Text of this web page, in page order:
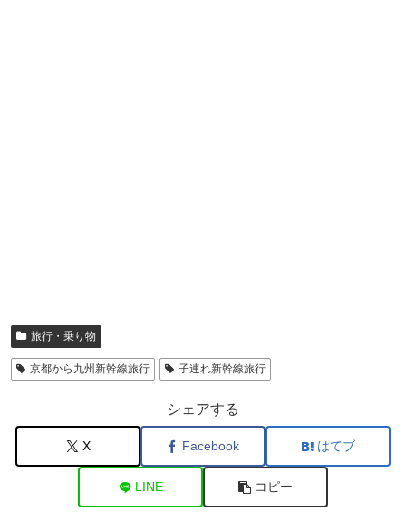
旅行・乗り物
京都から九州新幹線旅行 子連れ新幹線旅行
シェアする
X Facebook はてブ
LINE コピー